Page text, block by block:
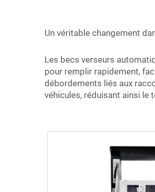
Un véritable changement
Les becs verseurs
pour remplir rapidement,
débordements liés aux
véhicules, réduisant ainsi le